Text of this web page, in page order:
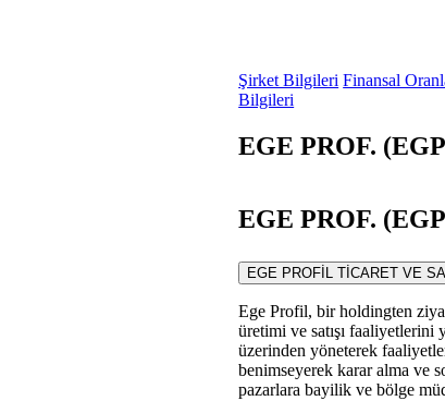
Şirket Bilgileri Finansal
Bilgileri
EGE PROF.
EGE PROF.
EGE PROFİL TİCARET VE
Ege Profil, bir holdingten
üretimi ve satışı faaliyetlerini
üzerinden yöneterek
benimseyerek karar alma ve
pazarlara bayilik ve bölge